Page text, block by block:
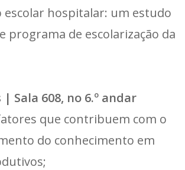
hospitalar: um estudo
programa de escolarização da
Sala 608, no 6.º andar
que contribuem com o
do conhecimento em